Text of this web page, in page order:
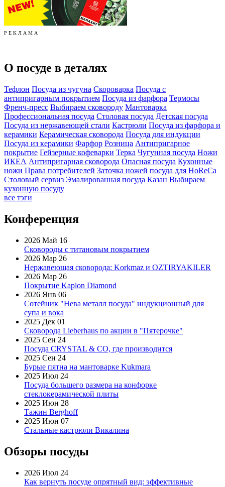
Р Е К Л А М А
О посуде в деталях
Тефлон Посуда из чугуна Скороварка Посуда с
антипригарным покрытием Посуда из фарфора Термосы
Френч-пресс Выбираем сковороду Мантоварка
Профессиональная посуда Столовая посуда Детская посуда
Посуда из нержавеющей стали Кастрюли Посуда из фарфора и
керамики Керамическая сковорода Посуда для индукции
Посуда из керамики Фарфор Розница Антипригарное
покрытие Гейзерные кофеварки Терка Чугунная посуда Ножи
ИКЕА Антипригарная сковорода Опасная посуда Кухонные
ножи Права потребителей Заточка ножей посуда для HoReCa
Столовый сервиз Эмалированная посуда Казан Выбираем
кухонную посуду
все тэги
Конференция
2026 Май 16
Сковороды с титановым покрытием
2026 Мар 26
Нержавеющая сковорода: Korkmaz и OZTIRYAKILER
2026 Мар 26
Покрытие Kaplon Diamond
2026 Янв 06
Сотейник "Нева металл посуда" индукционный для
супа и вока
2025 Дек 01
Сковорода Lieberhaus по акции в "Пятерочке"
2025 Сен 24
Посуда CRYSTAL & CO, где производится
2025 Сен 24
Бурые пятна на мантоварке Kukmara
2025 Июл 24
Посуда большего размера на конфорке
стеклокерамической плиты
2025 Июн 28
Тажин Berghoff
2025 Июн 07
Стальные кастрюли Викалина
Обзоры посуды
2026 Июл 24
Как вернуть посуде опрятный вид: эффективные